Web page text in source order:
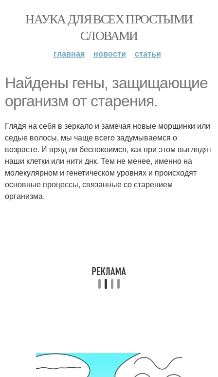
НАУКА ДЛЯ ВСЕХ ПРОСТЫМИ
СЛОВАМИ
главная новости статьи
Найдены гены, защищающие
организм от старения.
Глядя на себя в зеркало и замечая новые морщинки или
седые волосы, мы чаще всего задумываемся о
возрасте. И вряд ли беспокоимся, как при этом выглядят
наши клетки или нити днк. Тем не менее, именно на
молекулярном и генетическом уровнях и происходят
основные процессы, связанные со старением
организма.